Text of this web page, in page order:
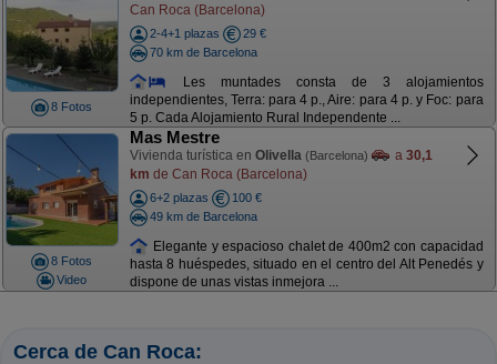
8 Fotos
Can Roca (Barcelona)
2-4+1 plazas
29 €
70 km de Barcelona
Les muntades consta de 3 alojamientos
independientes, Terra: para 4 p., Aire: para 4 p. y Foc: para
5 p. Cada Alojamiento Rural Independente ...
8 Fotos
Video
Mas Mestre
Vivienda turística en Olivella (Barcelona) a 30,1
km de Can Roca (Barcelona)
6+2 plazas
100 €
49 km de Barcelona
Elegante y espacioso chalet de 400m2 con capacidad
hasta 8 huéspedes, situado en el centro del Alt Penedés y
dispone de unas vistas inmejora ...
Cerca de Can Roca: